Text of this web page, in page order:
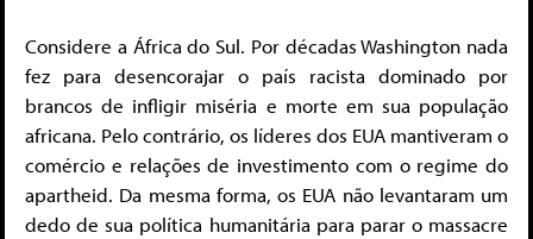
Considere a África do Sul. Por décadas Washington nada
fez para desencorajar o país racista dominado por
brancos de infligir miséria e morte em sua população
africana. Pelo contrário, os líderes dos EUA mantiveram o
comércio e relações de investimento com o regime do
apartheid. Da mesma forma, os EUA não levantaram um
dedo de sua política humanitária para parar o massacre